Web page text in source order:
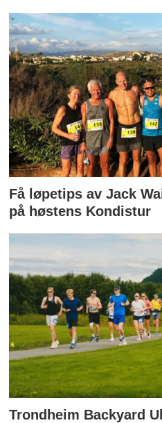
Få løpetips av Jack
på høstens Kondistur
Trondheim Backyard